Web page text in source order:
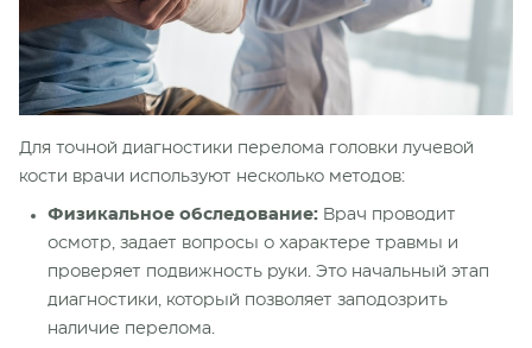
Для точной диагностики перелома головки лучевой
кости врачи используют несколько методов:
Физикальное обследование: Врач проводит
осмотр, задает вопросы о характере травмы и
проверяет подвижность руки. Это начальный этап
диагностики, который позволяет заподозрить
наличие перелома.